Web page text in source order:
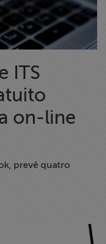
ITS
on-line
prevê quatro